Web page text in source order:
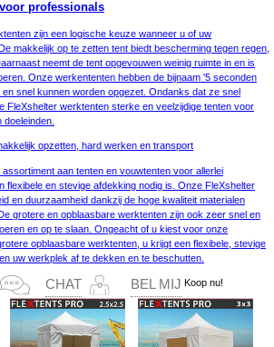
professionals
zijn een logische keuze wanneer u of uw
makkelijk op te zetten tent biedt bescherming tegen regen,
neemt de tent opgevouwen weinig ruimte in en is
Onze werkententen hebben de bijnaam '5 seconden
snel kunnen worden opgezet. Ondanks dat ze snel
FleXshelter werktenten sterke en veelzijdige tenten voor
opzetten, hard werken en transport
aan tenten en vouwtenten voor allerlei
flexibele en stevige afdekking nodig is. Onze FleXshelter
en duurzaamheid dankzij de hoge kwaliteit materialen
grotere en opblaasbare werktenten zijn ook zeer snel en
en op te slaan. Ongeacht of u kiest voor onze
opblaasbare werktenten, u krijgt een flexibele, stevige
uw werkplek af te dekken en te beschutten.
CHAT BEL MIJ Koop nu!